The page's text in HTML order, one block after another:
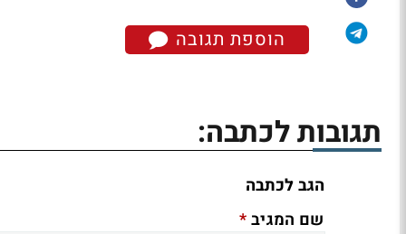
הוספת תגובה
תגובות לכתבה:
הגב לכתבה
שם המגיב*